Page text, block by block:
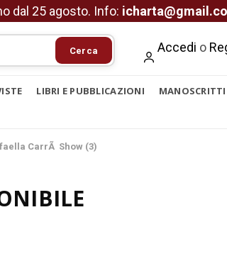
dal 25 agosto. Info:
Cerca Accedi o
LIBRI E PUBBLICAZIONI
MANOSCRITTI
CarrÃ Show (3)